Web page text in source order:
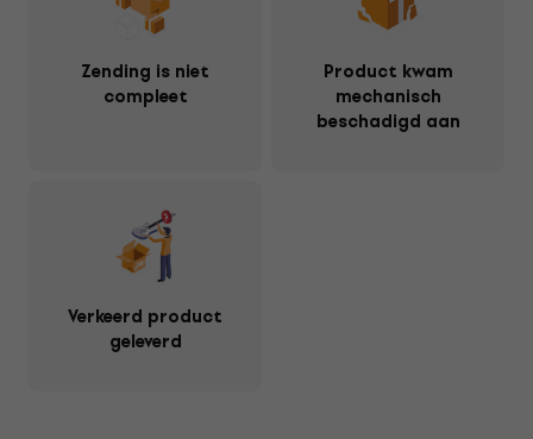
Zending is niet
compleet
Product kwam
mechanisch
beschadigd aan
Verkeerd product
geleverd